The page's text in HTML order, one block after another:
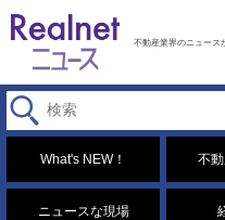
不動産業界のニュース
What's NEW！ 不
ニュースな現場